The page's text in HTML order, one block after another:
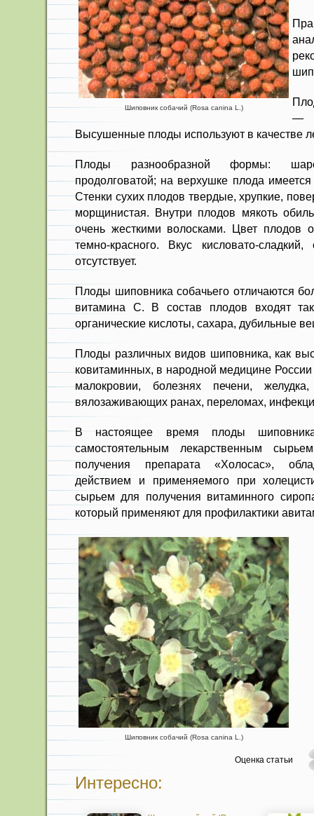
Шиповник собачий (Rosa canina L.)
—
Высушенные плоды используют в каче­стве
Плоды разнообразной формы:
продолговатой; на верхушке плода
Стенки сухих пло­дов твердые, хрупкие,
морщинистая. Внутри плодов мякоть
очень жесткими волосками. Цвет плодов
темно-красного. Вкус кисловато-
отсутствует.
Плоды шиповника собачьего отли­чаются
ви­тамина С. В состав плодов входят
органические кислоты, сахара, дубильные
Плоды различных видов шиповни­ка, как
ковитаминных, в народной медицине России
мало­кровии, болезнях печени,
вялозаживающих ранах, переломах,
В настоящее время плоды
самостоятель­ным лекарственным
получения препарата «Холосас»,
действием и применяемого при
сырьем для получения витаминного
который при­меняют для профилактики
Шиповник собачий (Rosa canina L.)
Оценка статьи
Интересно: